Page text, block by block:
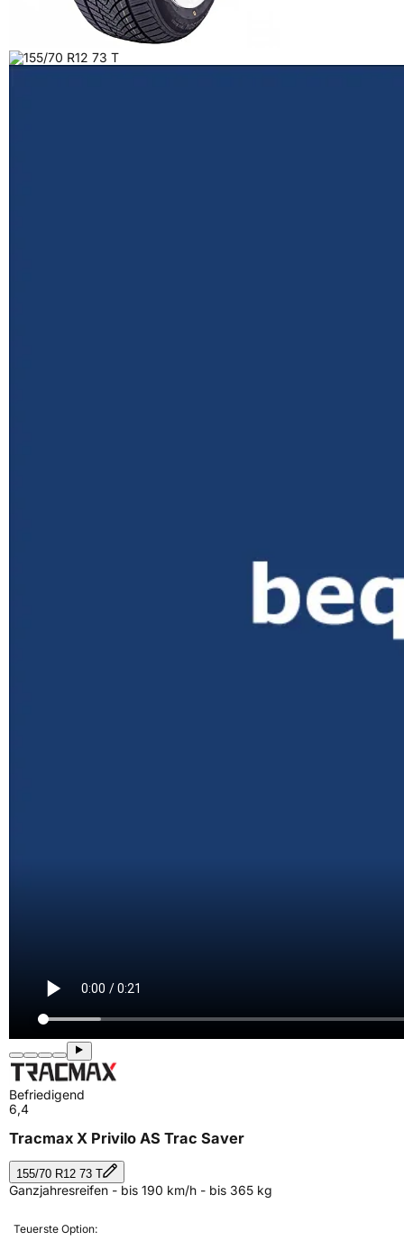
Befriedigend
6,4
Tracmax X Privilo AS Trac Saver
155/70 R12 73 T
Ganzjahresreifen - bis 190 km/h - bis 365 kg
Teuerste Option: